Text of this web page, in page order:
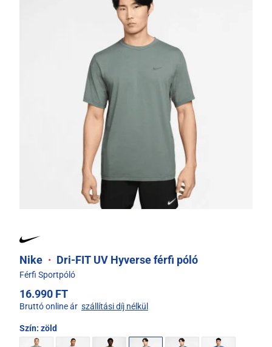
Nike · Dri-FIT UV Hyverse férfi póló
Férfi Sportpóló
16.990 FT
Bruttó online ár szállítási díj nélkül
Szín: zöld